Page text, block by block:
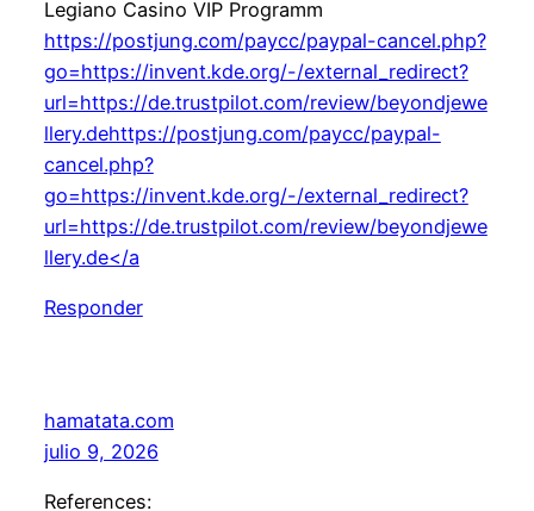
Legiano Casino VIP Programm
https://postjung.com/paycc/paypal-cancel.php?
go=https://invent.kde.org/-/external_redirect?
url=https://de.trustpilot.com/review/beyondjewe
llery.dehttps://postjung.com/paycc/paypal-
cancel.php?
go=https://invent.kde.org/-/external_redirect?
url=https://de.trustpilot.com/review/beyondjewe
llery.de</a
Responder
hamatata.com
julio 9, 2026
References: